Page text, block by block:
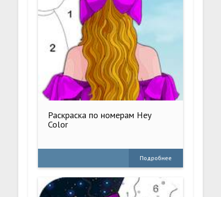
Раскраска по номерам Hey
Color
Подробнее